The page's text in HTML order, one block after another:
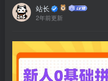
站长
2年前更新